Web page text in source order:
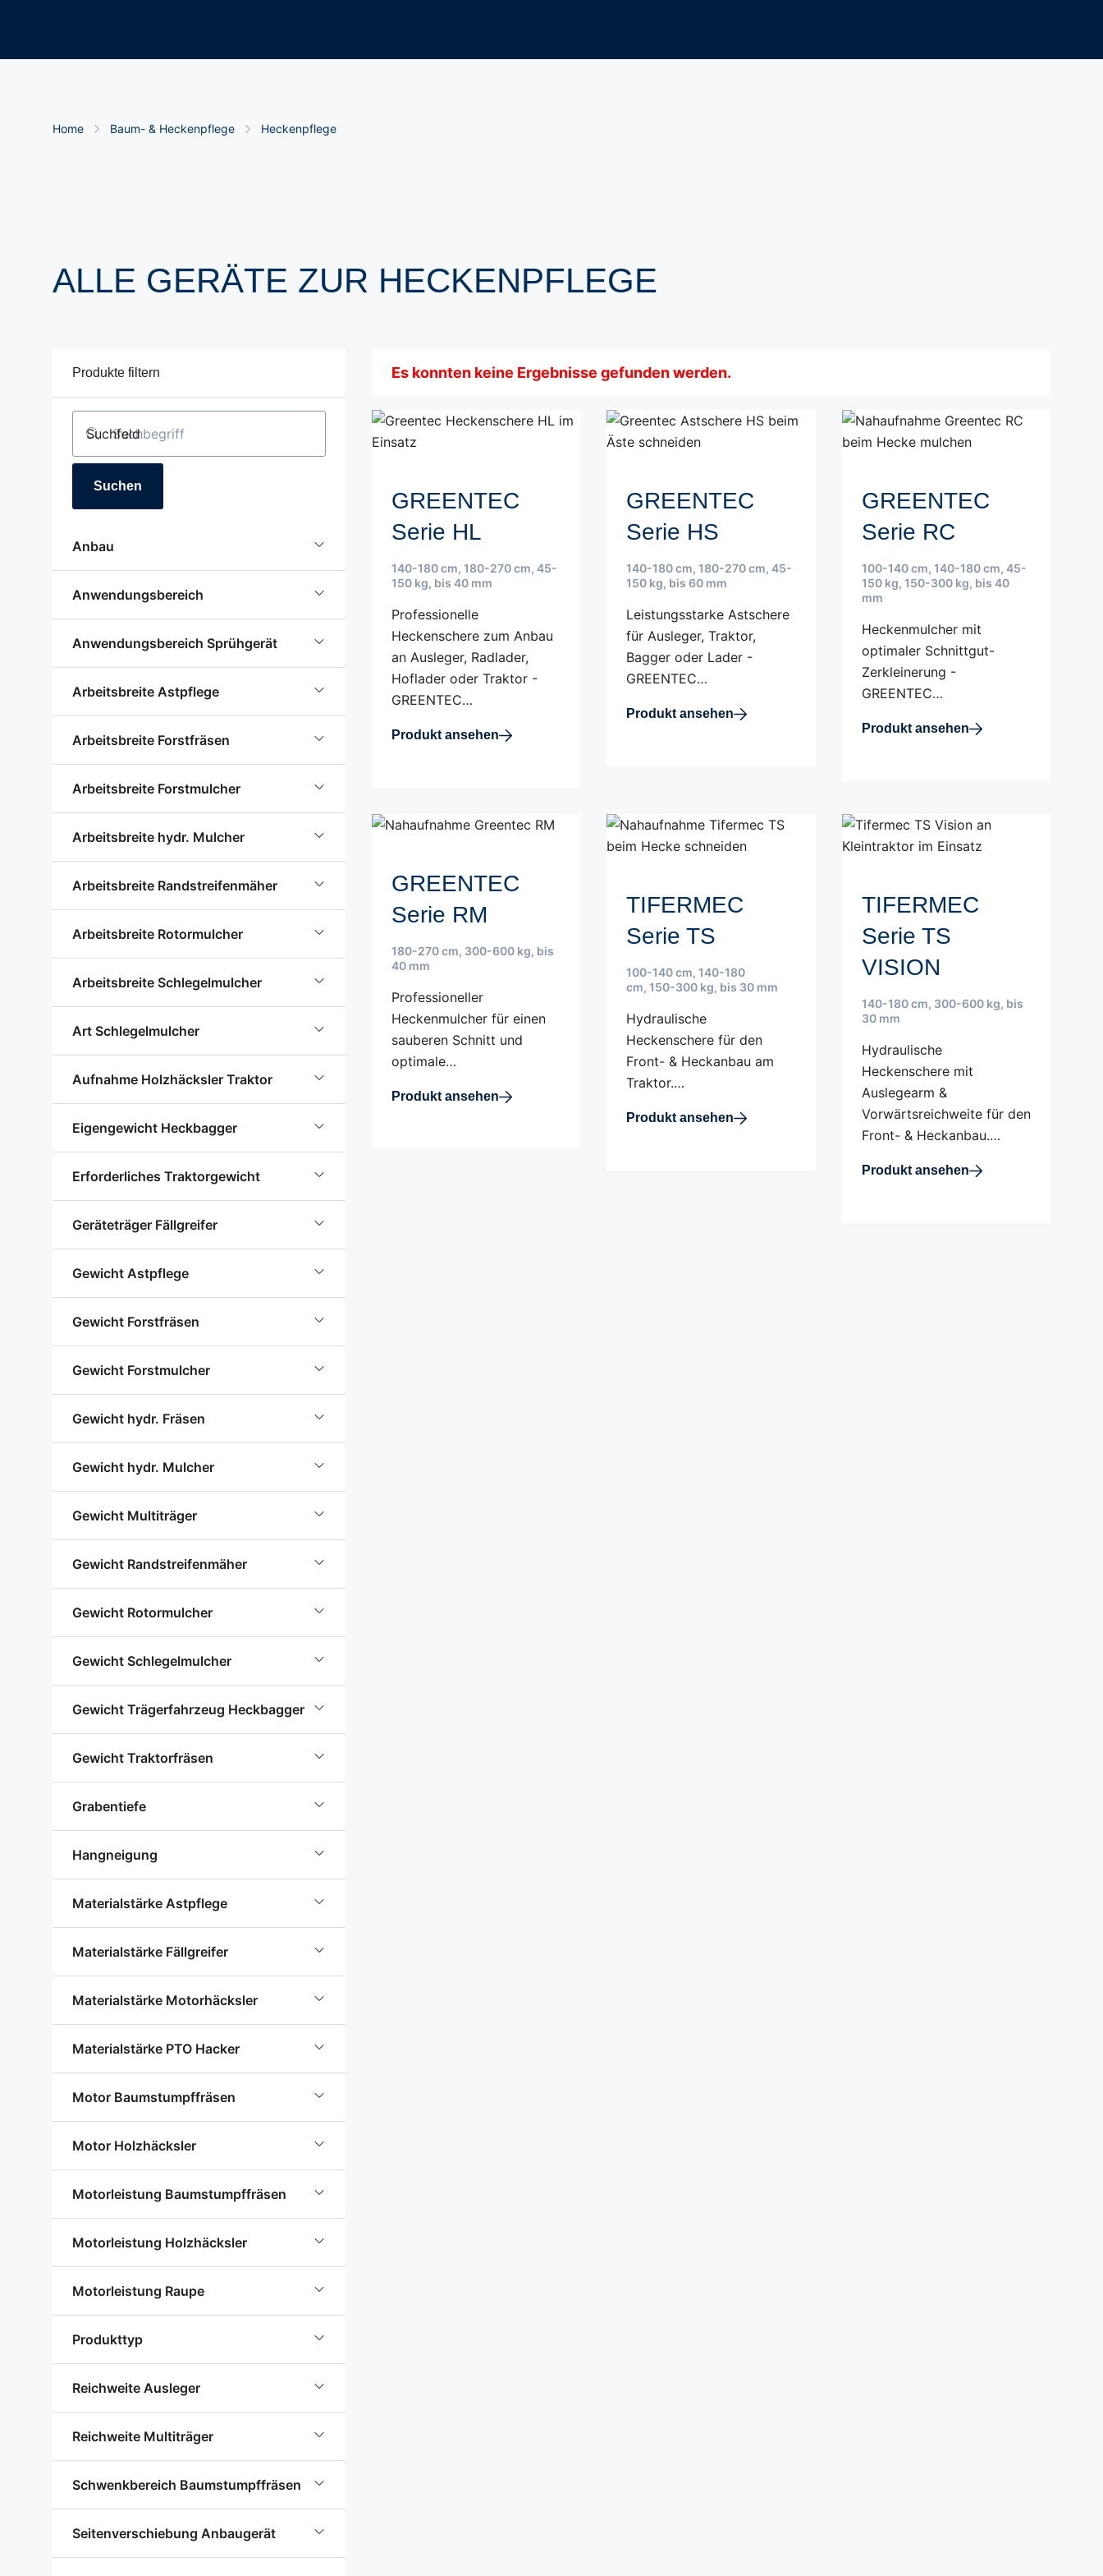
Breadcrumb-Navigation
Home Baum- & Heckenpflege Heckenpflege
ALLE GERÄTE ZUR HECKENPFLEGE
Produkte filtern
Suchfeld
Suchen
Anbau
Anwendungsbereich
Anwendungsbereich Sprühgerät
Arbeitsbreite Astpflege
Arbeitsbreite Forstfräsen
Arbeitsbreite Forstmulcher
Arbeitsbreite hydr. Mulcher
Arbeitsbreite Randstreifenmäher
Arbeitsbreite Rotormulcher
Arbeitsbreite Schlegelmulcher
Art Schlegelmulcher
Aufnahme Holzhäcksler Traktor
Eigengewicht Heckbagger
Erforderliches Traktorgewicht
Geräteträger Fällgreifer
Gewicht Astpflege
Gewicht Forstfräsen
Gewicht Forstmulcher
Gewicht hydr. Fräsen
Gewicht hydr. Mulcher
Gewicht Multiträger
Gewicht Randstreifenmäher
Gewicht Rotormulcher
Gewicht Schlegelmulcher
Gewicht Trägerfahrzeug Heckbagger
Gewicht Traktorfräsen
Grabentiefe
Hangneigung
Materialstärke Astpflege
Materialstärke Fällgreifer
Materialstärke Motorhäcksler
Materialstärke PTO Hacker
Motor Baumstumpffräsen
Motor Holzhäcksler
Motorleistung Baumstumpffräsen
Motorleistung Holzhäcksler
Motorleistung Raupe
Produkttyp
Reichweite Ausleger
Reichweite Multiträger
Schwenkbereich Baumstumpffräsen
Seitenverschiebung Anbaugerät
Es konnten keine Ergebnisse gefunden werden.
GREENTEC
Serie HL
140-180 cm, 180-270 cm, 45-
150 kg, bis 40 mm
Professionelle
Heckenschere zum Anbau
an Ausleger, Radlader,
Hoflader oder Traktor -
GREENTEC…
Produkt ansehen
GREENTEC
Serie HS
140-180 cm, 180-270 cm, 45-
150 kg, bis 60 mm
Leistungsstarke Astschere
für Ausleger, Traktor,
Bagger oder Lader -
GREENTEC…
Produkt ansehen
GREENTEC
Serie RC
100-140 cm, 140-180 cm, 45-
150 kg, 150-300 kg, bis 40
mm
Heckenmulcher mit
optimaler Schnittgut-
Zerkleinerung -
GREENTEC…
Produkt ansehen
GREENTEC
Serie RM
180-270 cm, 300-600 kg, bis
40 mm
Professioneller
Heckenmulcher für einen
sauberen Schnitt und
optimale…
Produkt ansehen
TIFERMEC
Serie TS
100-140 cm, 140-180
cm, 150-300 kg, bis 30 mm
Hydraulische
Heckenschere für den
Front- & Heckanbau am
Traktor.…
Produkt ansehen
TIFERMEC
Serie TS
VISION
140-180 cm, 300-600 kg, bis
30 mm
Hydraulische
Heckenschere mit
Auslegearm &
Vorwärtsreichweite für den
Front- & Heckanbau.…
Produkt ansehen